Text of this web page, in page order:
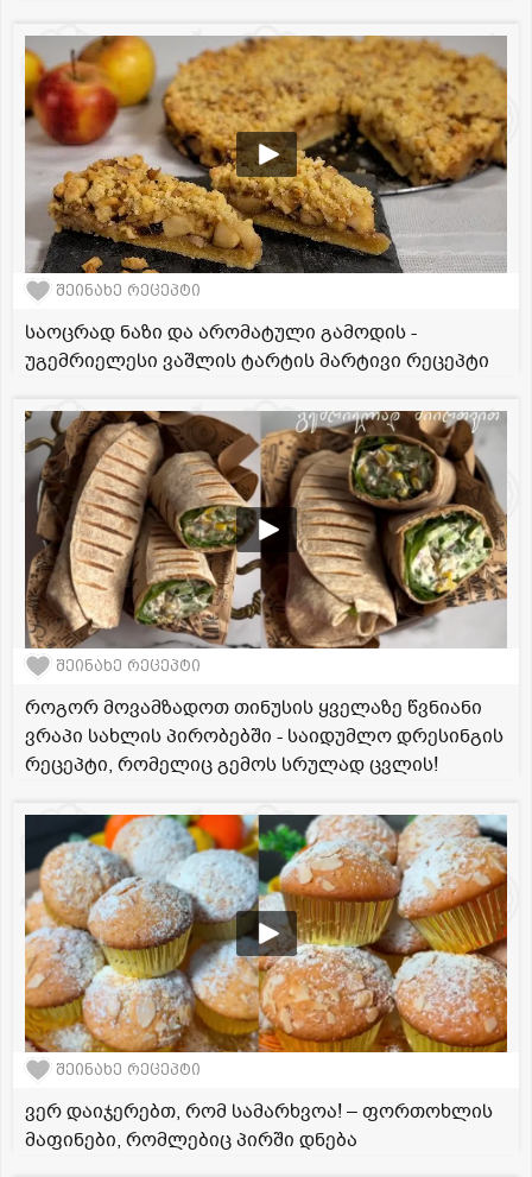
შეინახე რეცეპტი
საოცრად ნაზი და არომატული გამოდის -
უგემრიელესი ვაშლის ტარტის მარტივი რეცეპტი
შეინახე რეცეპტი
როგორ მოვამზადოთ თინუსის ყველაზე წვნიანი
ვრაპი სახლის პირობებში - საიდუმლო დრესინგის
რეცეპტი, რომელიც გემოს სრულად ცვლის!
შეინახე რეცეპტი
ვერ დაიჯერებთ, რომ სამარხვოა! – ფორთოხლის
მაფინები, რომლებიც პირში დნება